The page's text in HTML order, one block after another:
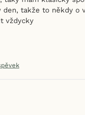
den, takže to někdy o
vždycky